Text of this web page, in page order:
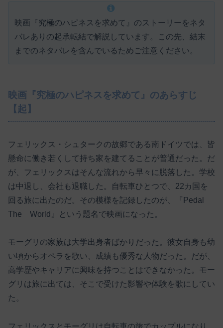
映画『究極のハピネスを求めて』のストーリーをネタ
バレありの起承転結で解説しています。この先、結末
までのネタバレを含んでいるためご注意ください。
映画『究極のハピネスを求めて』のあらすじ
【起】
フェリックス・シュタークの故郷である南ドイツでは、皆
懸命に働き若くして持ち家を建てることが普通だった。だ
が、フェリックスはそんな流れから早々に脱落した。学校
は中退し、会社も退職した。自転車ひとつで、22カ国を
回る旅に出たのだ。その模様を記録したのが、『Pedal
The World』という題名で映画になった。
モーグリの家族は大学出身者ばかりだった。彼女自身も幼
い頃からオペラを歌い、成績も優秀な人物だった。だが、
高学歴やキャリアに興味を持つことはできなかった。モー
グリは旅に出ては、そこで受けた影響や体験を歌にしてい
た。